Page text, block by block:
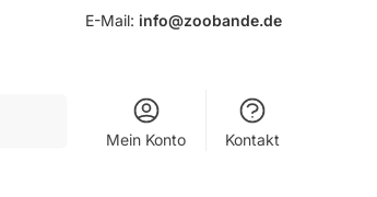
E-Mail: info@zoobande.de
Mein Konto Kontakt